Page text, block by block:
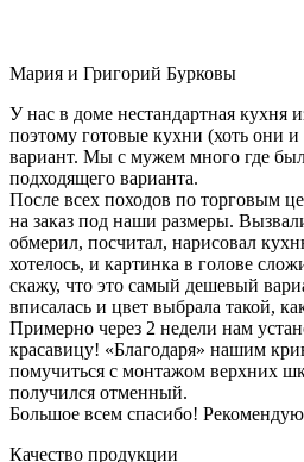
Мария и Григорий Бурковы
У нас в доме нестандартная кухня
поэтому готовые кухни (хоть они
вариант. Мы с мужем много где
подходящего варианта.
После всех походов по торговым
на заказ под наши размеры.
обмерил, посчитал, нарисовал
хотелось, и картинка в голове
скажу, что это самый дешевый
вписалась и цвет выбрала такой,
Примерно через 2 недели нам
красавицу! «Благодаря» нашим
помучиться с монтажом верхних
получился отменный.
Большое всем спасибо!
Качество продукции